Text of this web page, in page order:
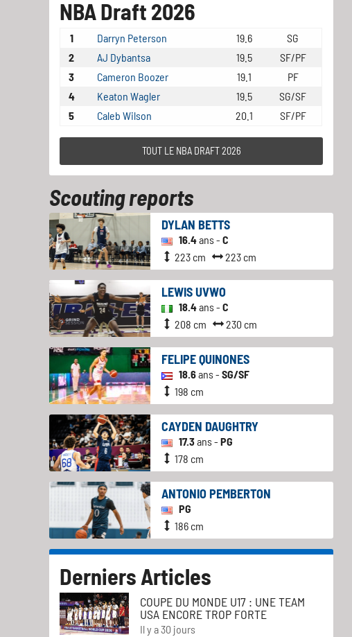
NBA Draft 2026
1 Darryn Peterson 19.6
SG
2
AJ Dybantsa 19.5
SF/PF
3
Cameron Boozer 19.1
PF
4
Keaton Wagler 19.5
SG/SF
5
Caleb Wilson 20.1 SF/PF
TOUT LE NBA DRAFT 2026
Scouting reports
DYLAN BETTS
16.4ans -C
223 cm
223 cm
LEWIS UVWO
18.4ans -C
208 cm
230 cm
FELIPE QUINONES
18.6ans -SG/SF
198 cm
CAYDEN DAUGHTRY
17.3ans -PG
178 cm
ANTONIO PEMBERTON
PG
186 cm
Derniers Articles
COUPE DU MONDE U17 : UNE TEAM
USA ENCORE TROP FORTE
Il y a 30 jours